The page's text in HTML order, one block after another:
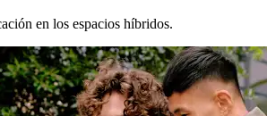
en los espacios híbridos.